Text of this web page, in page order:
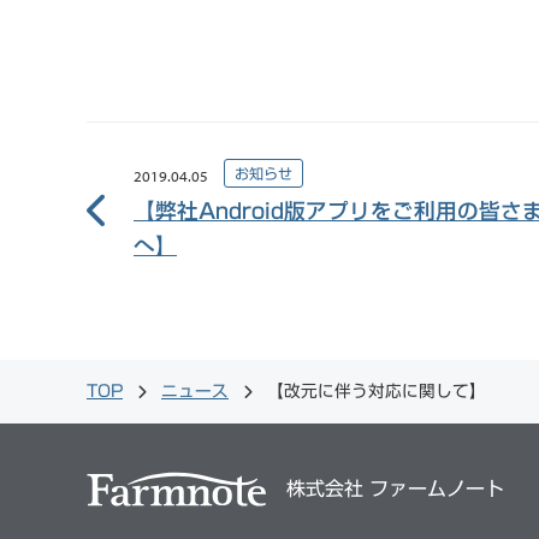
2019.04.05 お知らせ
【弊社Android版アプリをご利用の皆さ
へ】
TOP ニュース 【改元に伴う対応に関して】
株式会社 ファームノート